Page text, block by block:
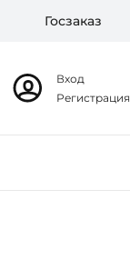
Госзаказ
Вход
Регистрация